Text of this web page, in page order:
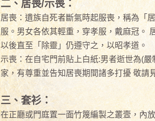
二、居喪/示喪：
居喪：遺族自死者斷氣時起服喪，稱為「
服。男女各依其輕重，穿孝服，戴麻冠。
以後直至「除靈」仍遵守之，以昭孝道。
示喪：在自宅門前貼上白紙:男者逝世為(
家，有尊重並告知居喪期間諸多打擾 敬請
三、套衫：
在正廳或門庭置一面竹篾編製之叢壼，內